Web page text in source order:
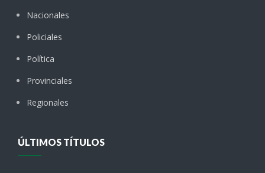
Nacionales
Policiales
Política
Provinciales
Regionales
ÚLTIMOS TÍTULOS